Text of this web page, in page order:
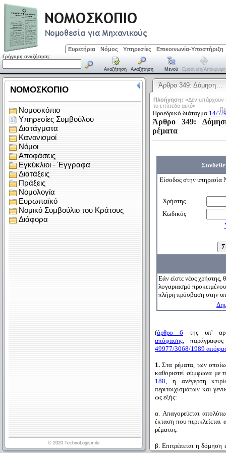
Ευρετήρια Νόμος Υπηρεσίες Επικοινωνία-Υποστήριξη
Γρήγορη αναζήτηση:
Αναζήτηση Αναζήτηση Μενού Εμφάνιση/απόκρυψη
Άρθρο 349: Δόμηση…